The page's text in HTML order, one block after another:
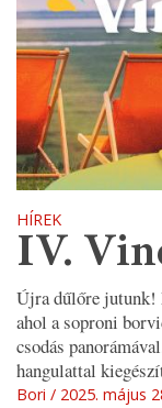
HÍREK
IV.
Újra dűlőre jutunk!
ahol a soproni
csodás
hangulattal
Bori 2025. május